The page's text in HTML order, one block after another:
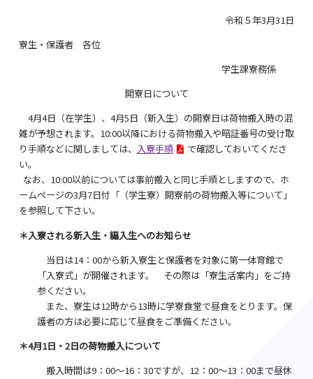
令和５年3月31日
寮生・保護者 各位
学生課寮務係
開寮日について
4月4日（在学生）、4月5日（新入生）の開寮日は荷物搬入時の混
雑が予想されます。10:00以降における荷物搬入や暗証番号の受け取
り手順などに関しましては、 入寮手順
で確認しておいてくださ
い。
なお、10:00以前については事前搬入と同じ手順としますので、ホ
ームページの3月7日付「（学生寮）開寮前の荷物搬入等について」
を参照して下さい。
＊入寮される新入生・編入生へのお知らせ
当日は14：00から新入寮生と保護者を対象に第一体育館で
「入寮式」が開催されます。 その際は「寮生活案内」をご持
参ください。
また、寮生は12時から13時に学寮食堂で昼食をとります。保
護者の方は必要に応じて昼食をご準備ください。
＊4月1日・2日の荷物搬入について
搬入時間は9：00～16：30ですが、12：00～13：00まで昼休